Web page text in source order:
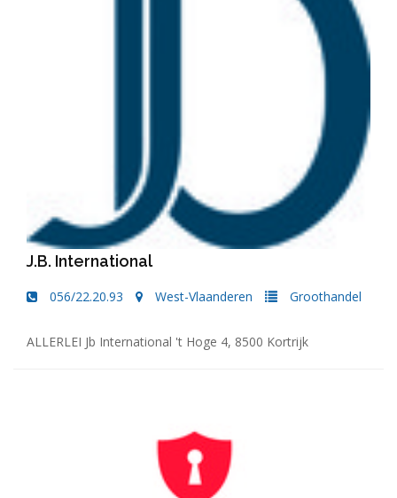
J.B. International
056/22.20.93 West-Vlaanderen Groothandel
ALLERLEI Jb International 't Hoge 4, 8500 Kortrijk